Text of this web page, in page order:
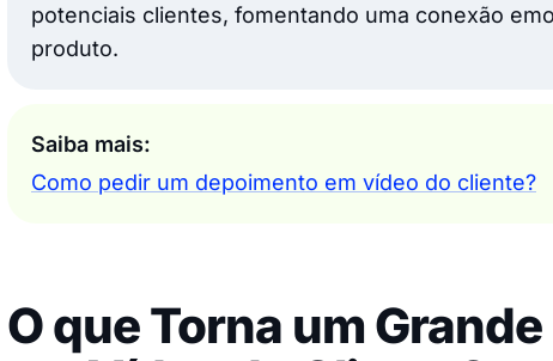
potenciais clientes, fomentando uma conexão
produto.
Saiba mais:
Como pedir um depoimento em vídeo do cliente?
O que Torna um